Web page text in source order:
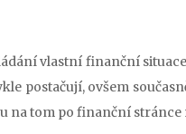
vlastní finanční
postačují, ovšem
na tom po finanční stránce